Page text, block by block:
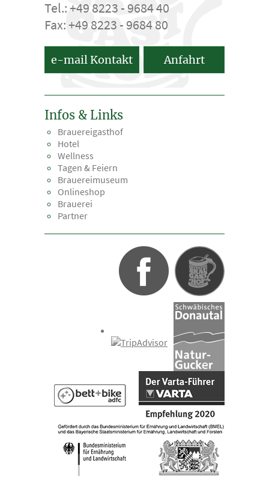
Tel.: +49 8223 - 9684 40
Fax: +49 8223 - 9684 80
e-mail Kontakt Anfahrt
Infos & Links
Brauereigasthof
Hotel
Wellness
Tagen & Feiern
Brauereimuseum
Onlineshop
Brauerei
Partner